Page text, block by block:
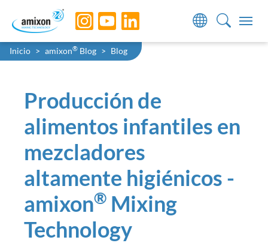
Skip to main navigation
Skip to main content
Skip to page footer
You are here:
Inicio amixon® Blog Blog
Producción de
alimentos infantiles en
mezcladores
altamente higiénicos -
amixon® Mixing
Technology